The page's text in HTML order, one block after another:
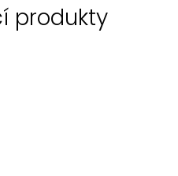
produkty